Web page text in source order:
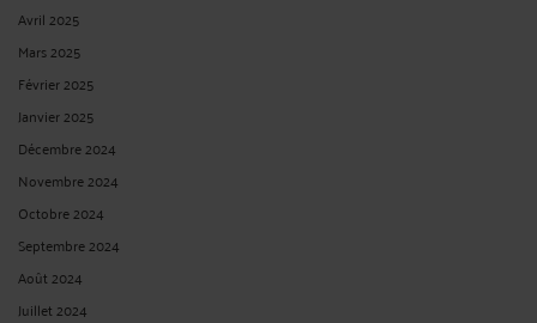
Avril 2025
Mars 2025
Février 2025
Janvier 2025
Décembre 2024
Novembre 2024
Octobre 2024
Septembre 2024
Août 2024
Juillet 2024